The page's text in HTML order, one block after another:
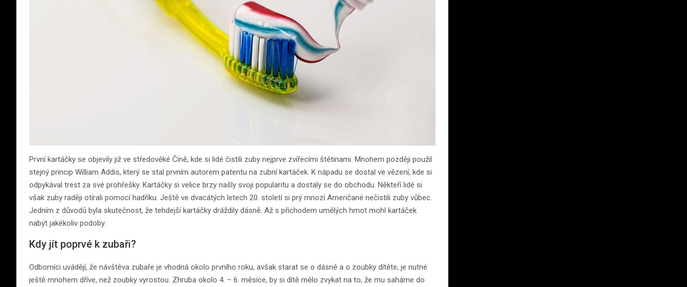
První kartáčky se objevily již ve středověké Číně, kde si lidé čistili zuby nejprve zvířecími štětinami. Mnohem později použil
stejný princip William Addis, který se stal prvním autorem patentu na zubní kartáček. K nápadu se dostal ve vězení, kde si
odpykával trest za své prohřešky. Kartáčky si velice brzy našly svoji popularitu a dostaly se do obchodu. Někteří lidé si
však zuby raději otírali pomocí hadříku. Ještě ve dvacátých letech 20. století si prý mnozí Američané nečistili zuby vůbec.
Jedním z důvodů byla skutečnost, že tehdejší kartáčky dráždily dásně. Až s příchodem umělých hmot mohl kartáček
nabýt jakékoliv podoby.
Kdy jít poprvé k zubaři?
Odborníci uvádějí, že návštěva zubaře je vhodná okolo prvního roku, avšak starat se o dásně a o zoubky dítěte, je nutné
ještě mnohem dříve, než zoubky vyrostou. Zhruba okolo 4. – 6. měsíce, by si dítě mělo zvykat na to, že mu saháme do